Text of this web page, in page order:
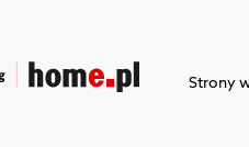
Strony